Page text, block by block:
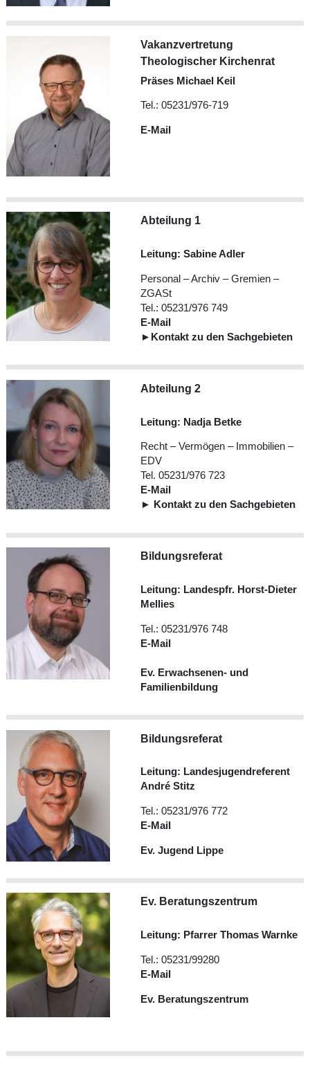
Vakanzvertretung
Theologischer Kirchenrat
Präses Michael Keil
Tel.: 05231/976-719
E-Mail
Abteilung 1
Leitung: Sabine Adler
Personal – Archiv – Gremien –
ZGASt
Tel.: 05231/976 749
E-Mail
► Kontakt zu den Sachgebieten
Abteilung 2
Leitung: Nadja Betke
Recht – Vermögen – Immobilien –
EDV
Tel. 05231/976 723
E-Mail
►
Kontakt zu den Sachgebieten
Bildungsreferat
Leitung: Landespfr. Horst-Dieter
Mellies
Tel.: 05231/976 748
E-Mail
Ev. Erwachsenen- und
Familienbildung
Bildungsreferat
Leitung: Landesjugendreferent
André Stitz
Tel.: 05231/976 772
E-Mail
Ev. Jugend Lippe
Ev. Beratungszentrum
Leitung: Pfarrer Thomas Warnke
Tel.: 05231/99280
E-Mail
Ev. Beratungszentrum